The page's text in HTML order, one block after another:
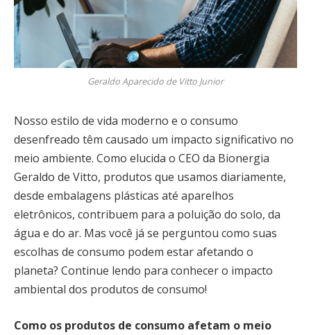
Geraldo Aparecido de Vitto Junior
Nosso estilo de vida moderno e o consumo
desenfreado têm causado um impacto significativo no
meio ambiente. Como elucida o CEO da Bionergia
Geraldo de Vitto, produtos que usamos diariamente,
desde embalagens plásticas até aparelhos
eletrônicos, contribuem para a poluição do solo, da
água e do ar. Mas você já se perguntou como suas
escolhas de consumo podem estar afetando o
planeta? Continue lendo para conhecer o impacto
ambiental dos produtos de consumo!
Como os produtos de consumo afetam o meio